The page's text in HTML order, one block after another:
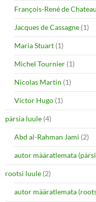
François-René de
Jacques de Cassagne (1)
Maria Stuart (1)
Michel Tournier (1)
Nicolas Martin (1)
Victor Hugo (1)
pärsia luule (4)
Abd al-Rahman Jami (2)
autor määratlemata
rootsi luule (2)
autor määratlemata